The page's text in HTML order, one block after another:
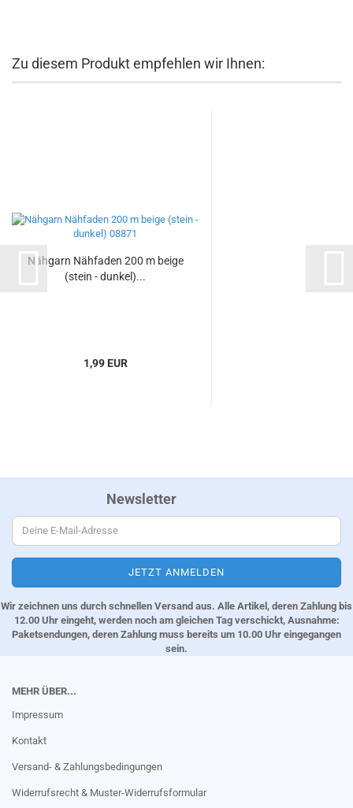
Zu diesem Produkt empfehlen wir Ihnen:
Nähgarn Nähfaden 200 m beige
(stein - dunkel)...
1,99 EUR
Newsletter
Wir zeichnen uns durch schnellen Versand aus. Alle Artikel, deren Zahlung bis
12.00 Uhr eingeht, werden noch am gleichen Tag verschickt, Ausnahme:
Paketsendungen, deren Zahlung muss bereits um 10.00 Uhr eingegangen
sein.
MEHR ÜBER...
Impressum
Kontakt
Versand- & Zahlungsbedingungen
Widerrufsrecht & Muster-Widerrufsformular